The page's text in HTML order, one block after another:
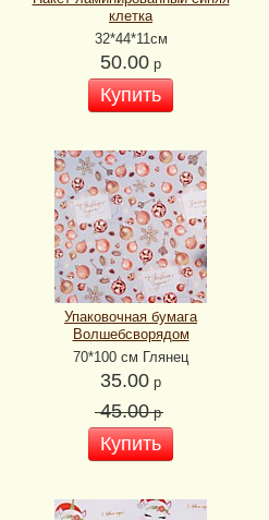
клетка
32*44*11см
50.00 р
Купить
Упаковочная бумага
Волшебсворядом
70*100 см Глянец
35.00 р
45.00 р
Купить